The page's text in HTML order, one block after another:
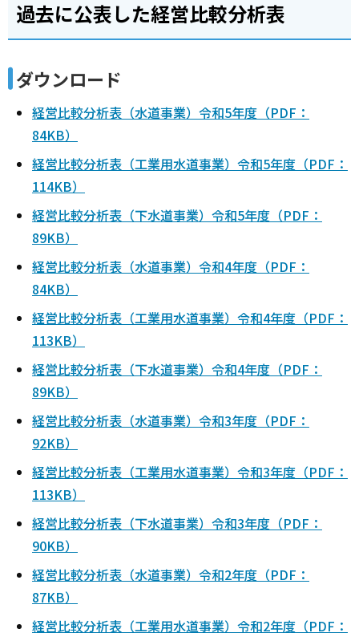
過去に公表した経営比較分析表
ダウンロード
経営比較分析表（水道事業）令和5年度（PDF：
84KB）
経営比較分析表（工業用水道事業）令和5年度（PDF：
114KB）
経営比較分析表（下水道事業）令和5年度（PDF：
89KB）
経営比較分析表（水道事業）令和4年度（PDF：
84KB）
経営比較分析表（工業用水道事業）令和4年度（PDF：
113KB）
経営比較分析表（下水道事業）令和4年度（PDF：
89KB）
経営比較分析表（水道事業）令和3年度（PDF：
92KB）
経営比較分析表（工業用水道事業）令和3年度（PDF：
113KB）
経営比較分析表（下水道事業）令和3年度（PDF：
90KB）
経営比較分析表（水道事業）令和2年度（PDF：
87KB）
経営比較分析表（工業用水道事業）令和2年度（PDF：